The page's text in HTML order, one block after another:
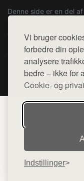
Vi bruger
forbedre din
analysere
bedre – ikke for
Cookie- og
Indstillinger
Denne side er en del
diverse webshops.
henviser til de shops,
varerne på lager.
© 2026